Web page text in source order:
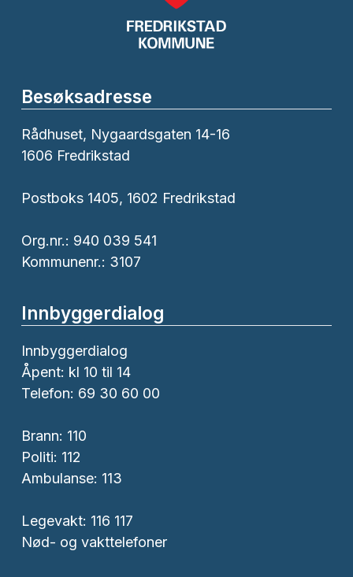
Besøksadresse
Rådhuset, Nygaardsgaten 14-16
1606 Fredrikstad
Postboks 1405, 1602 Fredrikstad
Org.nr.: 940 039 541
Kommunenr.: 3107
Innbyggerdialog
Innbyggerdialog
Åpent: kl 10 til 14
Telefon: 69 30 60 00
Brann: 110
Politi: 112
Ambulanse: 113
Legevakt: 116 117
Nød- og vakttelefoner